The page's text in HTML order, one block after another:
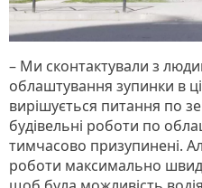
– Ми сконтактували з
облаштування зупинки в
вирішується питання по
будівельні роботи по
тимчасово призупинені.
роботи максимально